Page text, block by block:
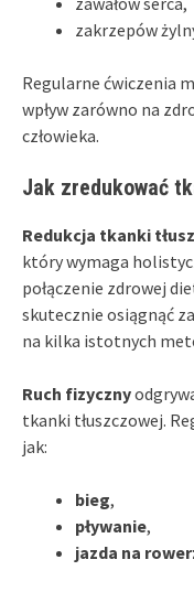
zakrzepów
Regularne ćwiczenia
wpływ zarówno na
człowieka.
Jak zredukować
Redukcja tkanki
który wymaga
połączenie zdrowej
skutecznie osiągnąć
na kilka istotnych
Ruch fizyczny
tkanki tłuszczowej.
jak:
bieg,
pływanie,
jazda na